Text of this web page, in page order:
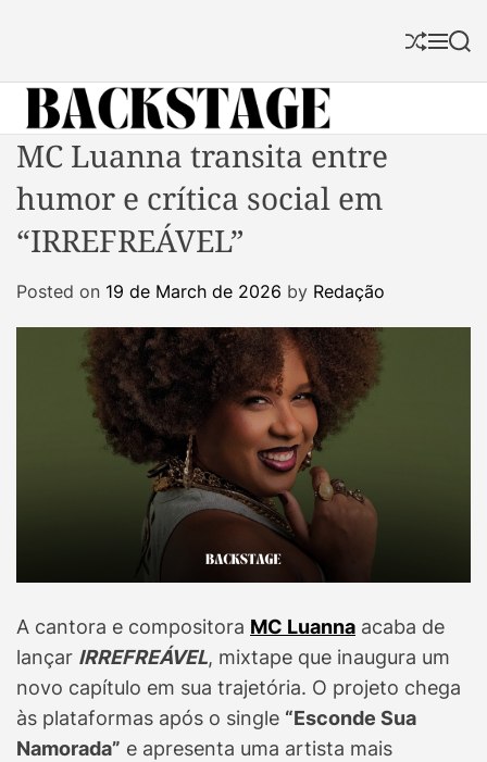
S
f
M S
c
B
a
c
k
t
MC Luanna transita entre
humor e crítica social em
“IRREFREÁVEL”
Posted on 19 de March de 2026 by Redação
A cantora e compositora MC Luanna acaba de
lançar IRREFREÁVEL, mixtape que inaugura um
novo capítulo em sua trajetória. O projeto chega
às plataformas após o single “Esconde Sua
Namorada” e apresenta uma artista mais